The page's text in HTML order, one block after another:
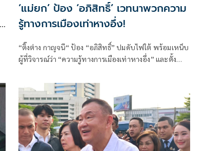
‘แม่ยก’ ป้อง ‘อภิสิทธิ์’ เวทนาพวกความ
รู้ทางการเมืองเท่าหางอึ่ง!
“ติ๊งต่าง กาญจนี“ ป้อง “อภิสิทธิ์” ปมดับไฟใต้ พร้อมเหน็บ
ผู้ที่วิจารณ์ว่า “ความรู้ทางการเมืองเท่าหางอึ่ง” และตั้ง
เพราะมีอคติหรือไม่